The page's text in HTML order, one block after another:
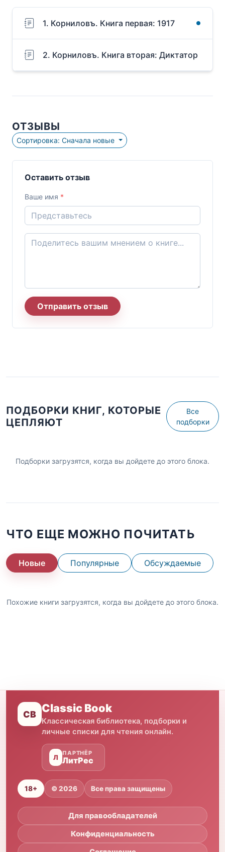
1. Корниловъ. Книга первая: 1917
2. Корниловъ. Книга вторая: Диктатор
ОТЗЫВЫ
Сортировка: Сначала новые
Оставить отзыв
Ваше имя *
Отправить отзыв
ПОДБОРКИ КНИГ, КОТОРЫЕ
ЦЕПЛЯЮТ
Все
подборки
Подборки загрузятся, когда вы дойдете до этого блока.
ЧТО ЕЩЕ МОЖНО ПОЧИТАТЬ
Новые Популярные Обсуждаемые
Похожие книги загрузятся, когда вы дойдете до этого блока.
CB Classic Book
Классическая библиотека, подборки и
личные списки для чтения онлайн.
Л
ПАРТНЁР
ЛитРес
18+ © 2026 Все права защищены
Для правообладателей
Конфиденциальность